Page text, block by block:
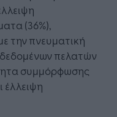
(36%),
την πνευματική
δεδομένων πελατών
συμμόρφωσης
έλλειψη